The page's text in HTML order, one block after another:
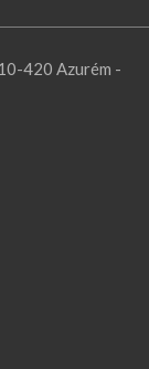
420 Azurém -